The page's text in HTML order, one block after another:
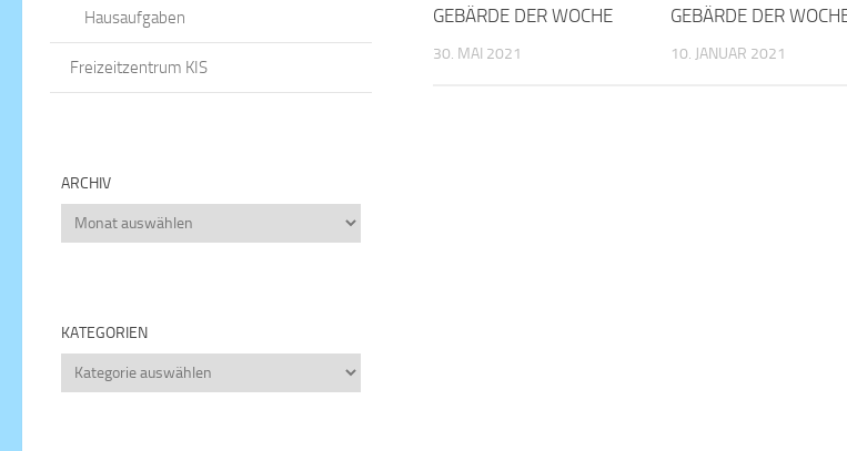
GEBÄRDE DER WOCHE
30. MAI 2021
GEBÄRDE DER
10. JANUAR 2021
Hausaufgaben
Freizeitzentrum KIS
ARCHIV
Archiv
KATEGORIEN
Kategorien